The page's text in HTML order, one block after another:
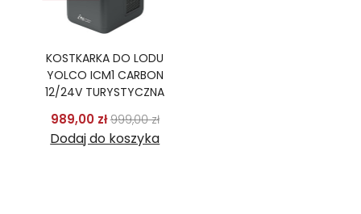
KOSTKARKA DO LODU
YOLCO ICM1 CARBON
12/24V TURYSTYCZNA
989,00 złCena podstawowa
999,00 złCena
Dodaj do koszyka